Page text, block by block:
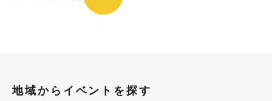
地域からイベントを探す